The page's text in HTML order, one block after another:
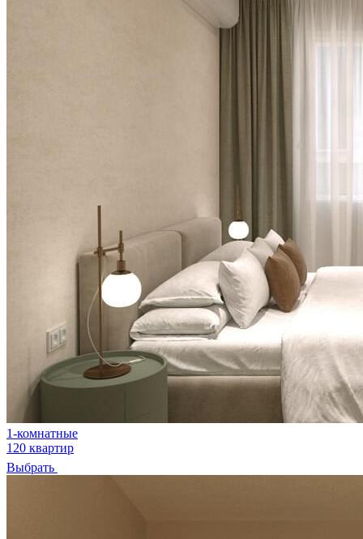
1-комнатные
120 квартир
Выбрать